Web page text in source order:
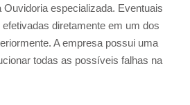
Ouvidoria especializada. Eventuais
diretamente em um dos
A empresa possui uma
todas as possíveis falhas na